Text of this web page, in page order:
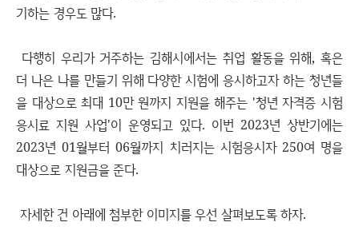
기하는 경우도 많다.
다행히 우리가 거주하는 김해시에서는 취업 활동을 위해, 혹은
더 나은 나를 만들기 위해 다양한 시험에 응시하고자 하는 청년들
을 대상으로 최대 10만 원까지 지원을 해주는 '청년 자격증 시험
응시료 지원 사업'이 운영되고 있다. 이번 2023년 상반기에는
2023년 01월부터 06월까지 치러지는 시험응시자 250여 명을
대상으로 지원금을 준다.
자세한 건 아래에 첨부한 이미지를 우선 살펴보도록 하자.